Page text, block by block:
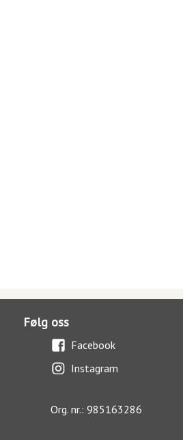
Følg oss
Facebook
Instagram
Org. nr.: 985163286